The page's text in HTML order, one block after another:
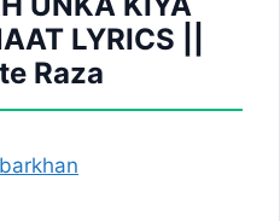
LYRICS ||
Raza